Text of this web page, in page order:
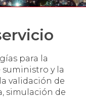
para la
y la
validación de
simulación de